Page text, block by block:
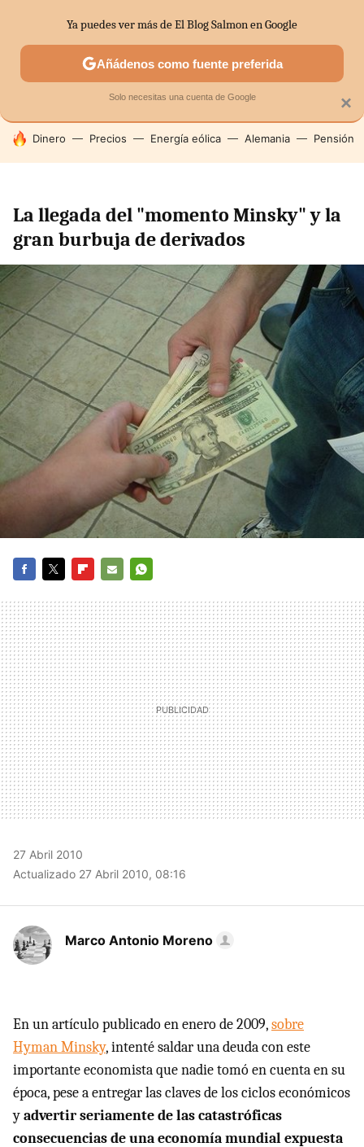
SECTORES ECONOMÍA DOMÉSTICA MERCADOS
HOY SE HABLA DE
Dinero Precios Energía eólica Alemania Pensión
La llegada del "momento Minsky" y la
gran burbuja de derivados
MAIL
27 Abril 2010
Actualizado 27 Abril 2010, 08:16
Marco Antonio Moreno
En un artículo publicado en enero de 2009,sobre
Hyman Minsky, intenté saldar una deuda con este
importante economista que nadie tomó en cuenta en su
época, pese a entregar las claves de los ciclos económicos
yadvertir seriamente de las catastróficas
consecuencias de una economía mundial expuesta
×
Ya puedes ver más de El Blog Salmon en Google
Añádenos como fuente preferida
Solo necesitas una cuenta de Google